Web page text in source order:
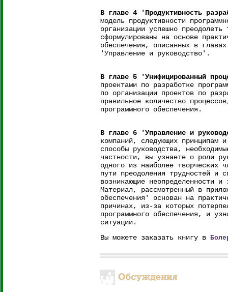
В главе 4 'Продуктивность
модель продуктивности
организации успешно
сформулированы на основе
обеспечения, описанных в
'Управление и руководство'.
В главе 5 'Унифицированный
проектами по разработке
по организации проектов по
правильное количество
программного обеспечения.
В главе 6 'Управление и
компаний, следующих принципам
способы руководства,
частности, вы узнаете о роли
одного из наиболее творческих
пути преодоления трудностей и
возникающие неопределенности и
Материал, рассмотренный в
обеспечения' основан на
причинах, из-за которых
программного обеспечения, и
ситуации.
Вы можете заказать книгу в